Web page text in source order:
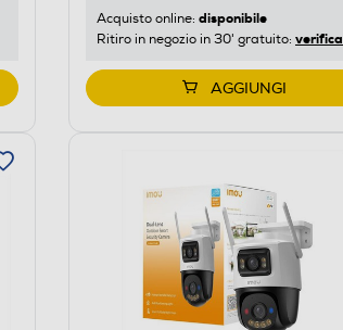
Acquisto online: disponibile
Ritiro in negozio in 30' gratuito: verifica
AGGIUNGI